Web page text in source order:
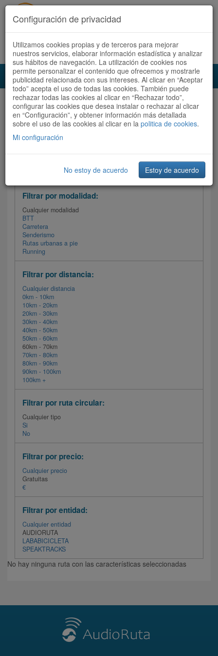
Acceder Registrate ahora Español | Català
Audioruta Todas las rutas
Todas las rutas Ordenar por:Más recientes
Filtrar las rutas
Filtrar por modalidad:
Cualquier modalidad
BTT
Carretera
Senderismo
Rutas urbanas a pie
Running
Filtrar por distancia:
Cualquier distancia
0km - 10km
10km - 20km
20km - 30km
30km - 40km
40km - 50km
50km - 60km
60km - 70km
70km - 80km
80km - 90km
90km - 100km
100km +
Filtrar por ruta circular:
Cualquier tipo
Si
No
Filtrar por precio:
Cualquier precio
Gratuitas
€
Filtrar por entidad:
Cualquier entidad
AUDIORUTA
LABABICICLETA
SPEAKTRACKS
No hay ninguna ruta con las características seleccionadas
Configuración de privacidad
Utilizamos cookies propias y de terceros para mejorar
nuestros servicios, elaborar información estadística y analizar
sus hábitos de navegación. La utilización de cookies nos
permite personalizar el contenido que ofrecemos y mostrarle
publicidad relacionada con sus intereses. Al clicar en “Aceptar
todo” acepta el uso de todas las cookies. También puede
rechazar todas las cookies al clicar en “Rechazar todo”,
configurar las cookies que desea instalar o rechazar al clicar
en “Configuración”, y obtener información más detallada
sobre el uso de las cookies al clicar en la politica de cookies.
Mi configuración
No estoy de acuerdo Estoy de acuerdo